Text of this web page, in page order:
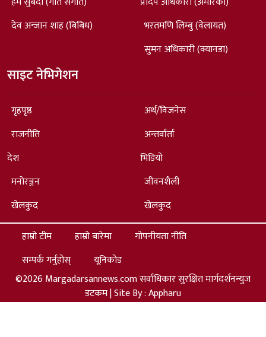
देव अन्जान शाह (बिबिध)
भरतमणि लिम्बु (वेलायत)
सुमन अधिकारी (क्यानडा)
साइट नेभिगेशन
गृहपृष्ठ
राजनीति
देश
मनोरञ्जन
खेलकुद
अर्थ/विजनेस
अन्तर्वार्ता
भिडियो
जीवनशैली
खेलकुद
हाम्रो टीम
हाम्रो बारेमा
गोपनीयता नीति
सम्पर्क गर्नुहोस्
यूनिकोड
©2026 Margadarsannews.com सर्वाधिकार सुरक्षित मार्गदर्शनन्युज
डटकम | Site By :Appharu